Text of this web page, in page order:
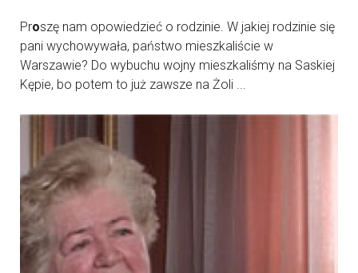
Proszę nam opowiedzieć o rodzinie. W jakiej rodzinie się
pani wychowywała, państwo mieszkaliście w
Warszawie? Do wybuchu wojny mieszkaliśmy na Saskiej
Kępie, bo potem to już zawsze na Żoli ...